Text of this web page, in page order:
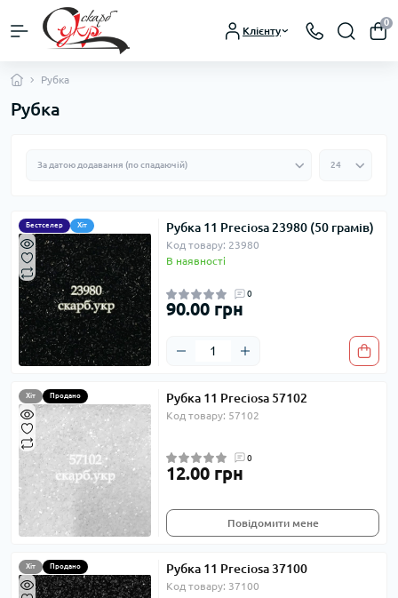
Клієнту
0
Рубка
Рубка
Бестселер Хіт Рубка 11 Preciosa 23980 (50 грамів)
Код товару: 23980
В наявності
0
90.00 грн
Хіт Продано Рубка 11 Preciosa 57102
Код товару: 57102
0
12.00 грн
Повідомити мене
Хіт Продано Рубка 11 Preciosa 37100
Код товару: 37100